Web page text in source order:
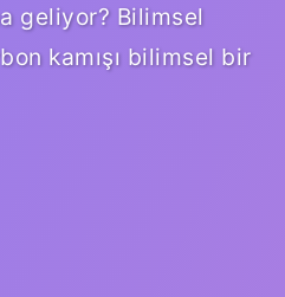
geliyor? Bilimsel
kamışı bilimsel bir